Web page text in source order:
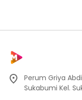
Perum Griya Abdi
Sukabumi Kel.